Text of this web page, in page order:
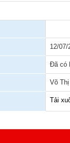
12/07/
Đã có
Võ
Tải